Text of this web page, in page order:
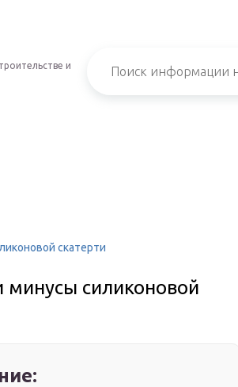
и
скатерти
силиконовой